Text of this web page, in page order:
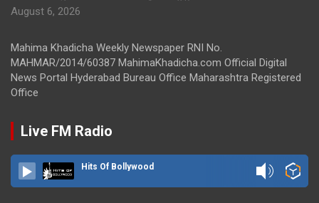
August 6, 2026
Mahima Khadicha Weekly Newspaper RNI No.
MAHMAR/2014/60387 MahimaKhadicha.com Official Digital
News Portal Hyderabad Bureau Office Maharashtra Registered
Office
Live FM Radio
Hits Of Bollywood